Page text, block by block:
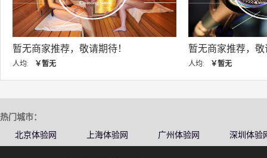
暂无商家推荐，敬请期待！
人均: ￥暂无
暂无商家推荐，敬
人均: ￥暂无
热门城市：
北京体验网
上海体验网 广州体验网 深圳体验